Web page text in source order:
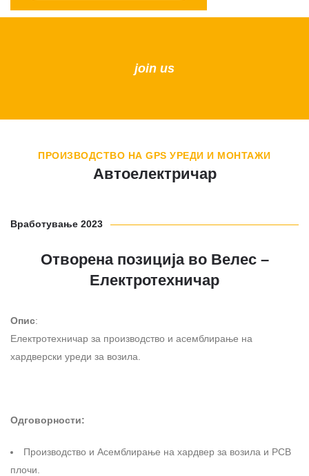
join us
ПРОИЗВОДСТВО НА GPS УРЕДИ И МОНТАЖИ
Автоелектричар
Вработување 2023
Отворена позиција во Велес –
Електротехничар
Опис:
Електротехничар за производство и асемблирање на
хардверски уреди за возила.
Одговорности:
Производство и Асемблирање на хардвер за возила и PCB
плочи.